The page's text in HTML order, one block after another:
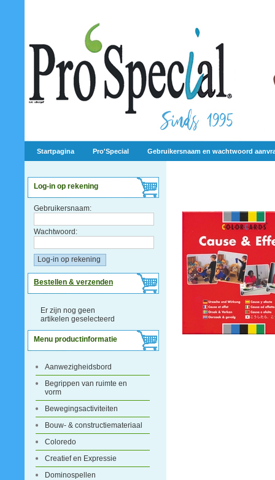
Startpagina Pro'Special Gebruikersnaam en wachtwoord
Log-in op rekening
Gebruikersnaam:
Wachtwoord:
Bestellen & verzenden
Er zijn nog geen
artikelen geselecteerd
Menu productinformatie
Aanwezigheidsbord
Begrippen van ruimte en
vorm
Bewegingsactiviteiten
Bouw- & constructiemateriaal
Coloredo
Creatief en Expressie
Dominospellen